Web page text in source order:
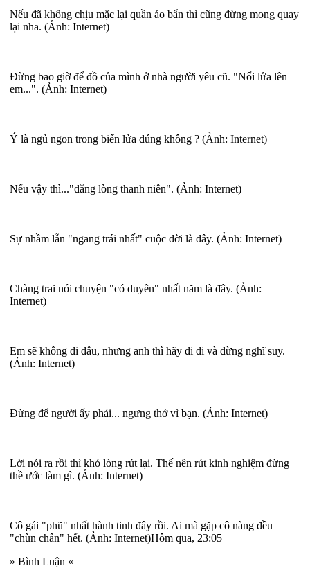
Nếu đã không chịu mặc lại quần áo bẩn thì cũng đừng mong quay
lại nha. (Ảnh: Internet)
Đừng bao giờ để đồ của mình ở nhà người yêu cũ. "Nổi lửa lên
em...". (Ảnh: Internet)
Ý là ngủ ngon trong biển lửa đúng không ? (Ảnh: Internet)
Nếu vậy thì..."đắng lòng thanh niên". (Ảnh: Internet)
Sự nhầm lẫn "ngang trái nhất" cuộc đời là đây. (Ảnh: Internet)
Chàng trai nói chuyện "có duyên" nhất năm là đây. (Ảnh:
Internet)
Em sẽ không đi đâu, nhưng anh thì hãy đi đi và đừng nghĩ suy.
(Ảnh: Internet)
Đừng để người ấy phải... ngưng thở vì bạn. (Ảnh: Internet)
Lời nói ra rồi thì khó lòng rút lại. Thế nên rút kinh nghiệm đừng
thề ước làm gì. (Ảnh: Internet)
Cô gái "phũ" nhất hành tinh đây rồi. Ai mà gặp cô nàng đều
"chùn chân" hết. (Ảnh: Internet)Hôm qua, 23:05
» Bình Luận «